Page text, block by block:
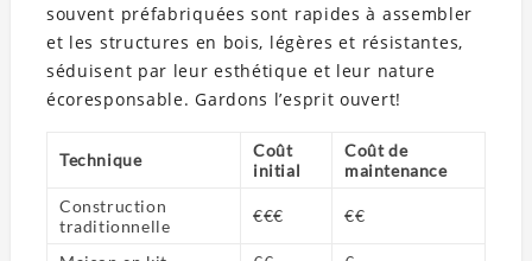
souvent préfabriquées sont rapides à assembler
et les structures en bois, légères et résistantes,
séduisent par leur esthétique et leur nature
écoresponsable. Gardons l’esprit ouvert!
Technique
Coût
initial
Coût de
maintenance
Construction
traditionnelle
€€€ €€